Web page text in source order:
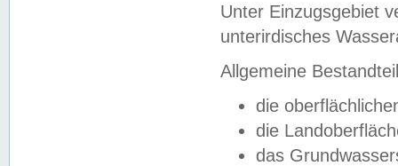
Unter Einzugsgebiet
unterirdisches
Allgemeine
die
die
das